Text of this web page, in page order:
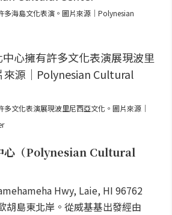
多海島文化表演。圖片來源｜Polynesian
文化表演展現波里尼西亞文化。圖片來源｜
心（Polynesian Cultural
Hwy, Laie, HI 96762
胡島東北岸。從威基基出發經由